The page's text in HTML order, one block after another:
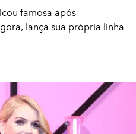
famosa após
lança sua própria linha